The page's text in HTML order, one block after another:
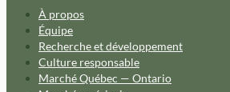
À propos
Équipe
Recherche et développement
Culture responsable
Marché Québec — Ontario